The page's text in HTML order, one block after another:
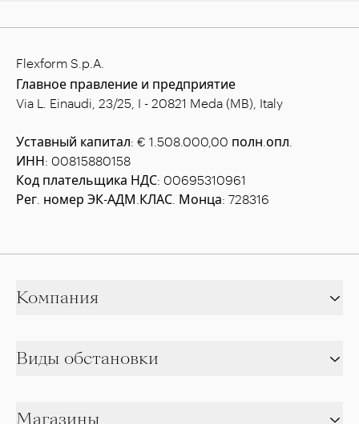
Flexform S.p.A.
Главное правление и предприятие
Via L. Einaudi, 23/25, I - 20821 Meda (MB), Italy
Уставный капитал: € 1.508.000,00 полн.опл.
ИНН: 00815880158
Код плательщика НДС: 00695310961
Рег. номер ЭК-АДМ.КЛАС. Монца: 728316
Компания
Виды обстановки